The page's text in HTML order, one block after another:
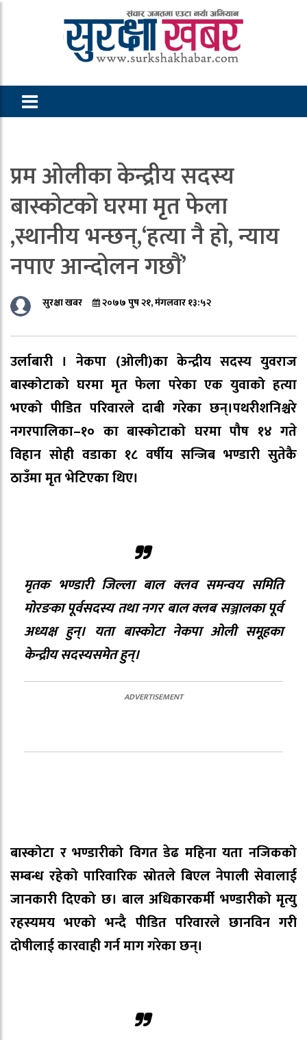
प्रम ओलीका केन्द्रीय सदस्य
बास्कोटको घरमा मृत फेला
,स्थानीय भन्छन्,‘हत्या नै हो, न्याय
नपाए आन्दोलन गछौं’
सुरक्षा खबर २०७७ पुष २१, मंगलवार १३:५२
उर्लाबारी । नेकपा (ओली)का केन्द्रीय सदस्य युवराज
बास्कोटाको घरमा मृत फेला परेका एक युवाको हत्या
भएको पीडित परिवारले दाबी गरेका छन्।पथरीशनिश्चरे
नगरपालिका–१० का बास्कोटाको घरमा पौष १४ गते
विहान सोही वडाका १८ वर्षीय सन्जिब भण्डारी सुतेकै
ठाउँमा मृत भेटिएका थिए।
मृतक भण्डारी जिल्ला बाल क्लव समन्वय समिति
मोरङका पूर्वसदस्य तथा नगर बाल क्लब सञ्जालका पूर्व
अध्यक्ष हुन्। यता बास्कोटा नेकपा ओली समूहका
केन्द्रीय सदस्यसमेत हुन्।
बास्कोटा र भण्डारीको विगत डेढ महिना यता नजिकको
सम्बन्ध रहेको पारिवारिक स्रोतले बिएल नेपाली सेवालाई
जानकारी दिएको छ। बाल अधिकारकर्मी भण्डारीको मृत्यु
रहस्यमय भएको भन्दै पीडित परिवारले छानविन गरी
दोषीलाई कारवाही गर्न माग गरेका छन्।